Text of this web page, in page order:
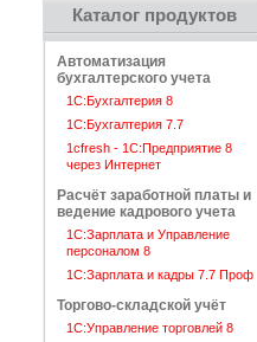
Каталог продуктов
Автоматизация
бухгалтерского учета
1С:Бухгалтерия 8
1С:Бухгалтерия 7.7
1cfresh - 1С:Предприятие 8
через Интернет
Расчёт заработной платы и
ведение кадрового учета
1С:Зарплата и Управление
персоналом 8
1С:Зарплата и кадры 7.7 Проф
Торгово-складской учёт
1С:Управление торговлей 8